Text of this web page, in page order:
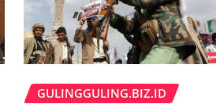
GULINGGULING.BIZ.ID